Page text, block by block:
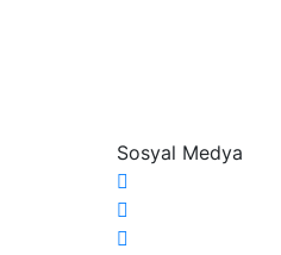
Sosyal Medya